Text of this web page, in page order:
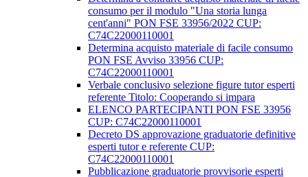
consumo per il modulo "Una storia lunga
cent'anni" PON FSE 33956/2022 CUP:
C74C22000110001
Determina acquisto materiale di facile consumo
PON FSE Avviso 33956 CUP:
C74C22000110001
Verbale conclusivo selezione figure tutor esperti
referente Titolo: Cooperando si impara
ELENCO PARTECIPANTI PON FSE 33956
CUP: C74C22000110001
Decreto DS approvazione graduatorie definitive
esperti tutor e referente CUP:
C74C22000110001
Pubblicazione graduatorie provvisorie esperti